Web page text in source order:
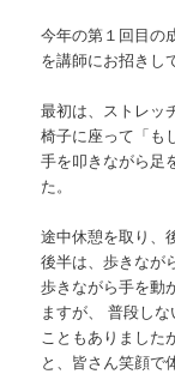
今年の第１回目の
を講師にお招きし
最初は、ストレッ
椅子に座って「
手を叩きながら足
た。
途中休憩を取り、
後半は、歩きなが
歩きながら手を動
ますが、 普段し
こともありました
と、皆さん笑顔で